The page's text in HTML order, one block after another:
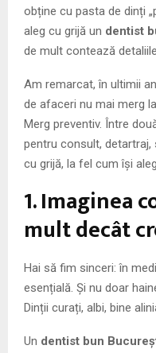
obține cu pasta de dinți
aleg cu grijă un dentist
de mult contează
Am remarcat, în ultimii
de afaceri nu mai merg
Merg preventiv. Între
pentru consult, detartraj,
cu grijă, la fel cum își
1. Imaginea
mult decât
Hai să fim sinceri: în
esențială. Și nu doar
Dinții curați, albi, bine
Un dentist bun